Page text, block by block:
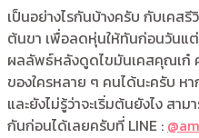
เป็นอย่างไรกันบ้างครับ กับเคส
ต้นขา เพื่อลดหุ่นให้ทันก่อนวันแต่
ผลลัพธ์หลังดูดไขมันเคสคุณเก๋
ของใครหลาย ๆ คนได้นะครับ
และยังไม่รู้ว่าจะเริ่มต้นยังไง ส
กันก่อนได้เลยครับที่ LINE :